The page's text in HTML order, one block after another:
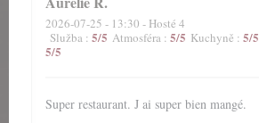
2026-07-25 - 13:30 - Hosté 4
Služba : 5/5 Atmosféra : 5/5 Kuchyně : 5/5
5/5
Super restaurant. J ai super bien mangé.